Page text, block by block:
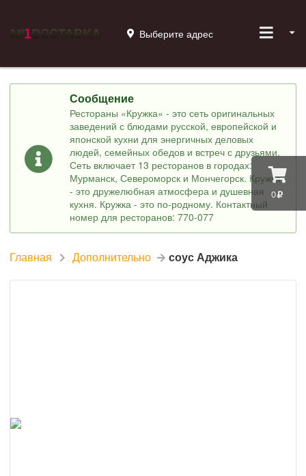
0
Выберите адрес
Сообщение
Рестораны «Кружка» - это сеть оригинальных
заведений с блюдами русской, европейской и
японской кухни для энергичных деловых
людей, семейных обедов и встреч с друзьями.
Сеть включает 13 ресторанов в городах:
Мурманск, Североморск и Мончегорск. Кружка
- это дружелюбная атмосфера и душевная
кухня. Кружка - это по-родному. Контактный
номер для ресторанов: 770-077
Главная Дополнительно соус Аджика